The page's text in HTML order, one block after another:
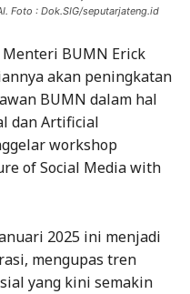
Foto : Dok.SIG/seputarjateng.id
Menteri BUMN Erick
akan peningkatan
BUMN dalam hal
dan Artificial
workshop
of Social Media with
2025 ini menjadi
mengupas tren
yang kini semakin